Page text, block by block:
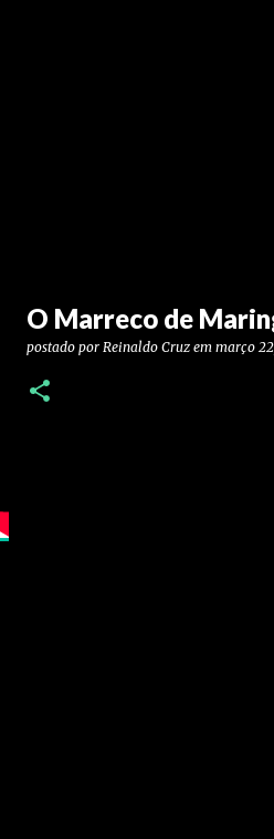
O Marreco de
postado por Reinaldo Cruz em março